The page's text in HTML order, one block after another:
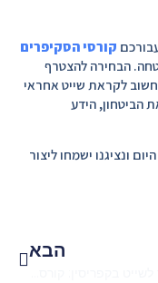
קורסי הסקיפרים
הבחירה להצטרף
חשוב לקראת שייט אחראי
הביטחון, הידע
ונציגנו ישמחו ליצור
הבא